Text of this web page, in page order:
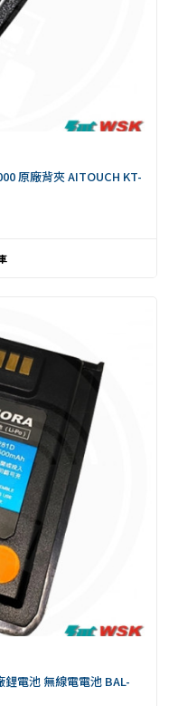
原廠背夾 AITOUCH KT-
鋰電池 無線電電池 BAL-